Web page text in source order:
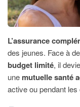
L’assurance
des jeunes. Face à
budget limité, il
une mutuelle santé
active ou pendant les